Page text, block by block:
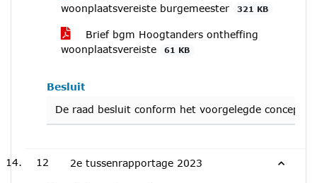
woonplaatsvereiste burgemeester
321 KB
Brief bgm Hoogtanders ontheffing
woonplaatsvereiste
61 KB
Besluit
De raad besluit conform het voorgelegde
12 2e tussenrapportage 2023